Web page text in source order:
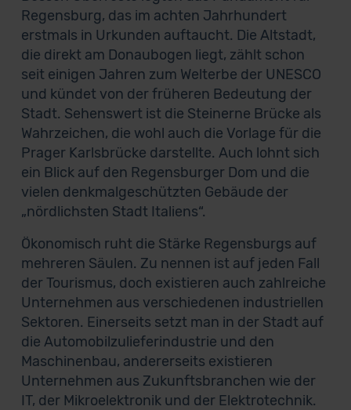
Regensburg, das im achten Jahrhundert
erstmals in Urkunden auftaucht. Die Altstadt,
die direkt am Donaubogen liegt, zählt schon
seit einigen Jahren zum Welterbe der UNESCO
und kündet von der früheren Bedeutung der
Stadt. Sehenswert ist die Steinerne Brücke als
Wahrzeichen, die wohl auch die Vorlage für die
Prager Karlsbrücke darstellte. Auch lohnt sich
ein Blick auf den Regensburger Dom und die
vielen denkmalgeschützten Gebäude der
„nördlichsten Stadt Italiens“.
Ökonomisch ruht die Stärke Regensburgs auf
mehreren Säulen. Zu nennen ist auf jeden Fall
der Tourismus, doch existieren auch zahlreiche
Unternehmen aus verschiedenen industriellen
Sektoren. Einerseits setzt man in der Stadt auf
die Automobilzulieferindustrie und den
Maschinenbau, andererseits existieren
Unternehmen aus Zukunftsbranchen wie der
IT, der Mikroelektronik und der Elektrotechnik.